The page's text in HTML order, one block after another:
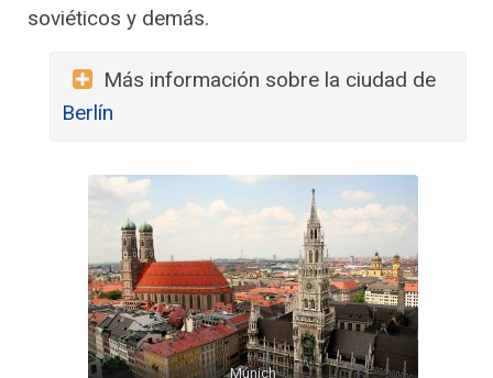
soviéticos y demás.
Más información sobre la ciudad de
Berlín
Múnich